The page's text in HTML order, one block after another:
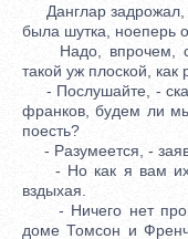
Данглар задрожал,
была шутка, ноеперь
Надо, впрочем,
такой уж плоской, как
- Послушайте, -
франков, будем ли
поесть?
- Разумеется, -
- Но как я вам их
вздыхая.
- Ничего нет
доме Томсон и